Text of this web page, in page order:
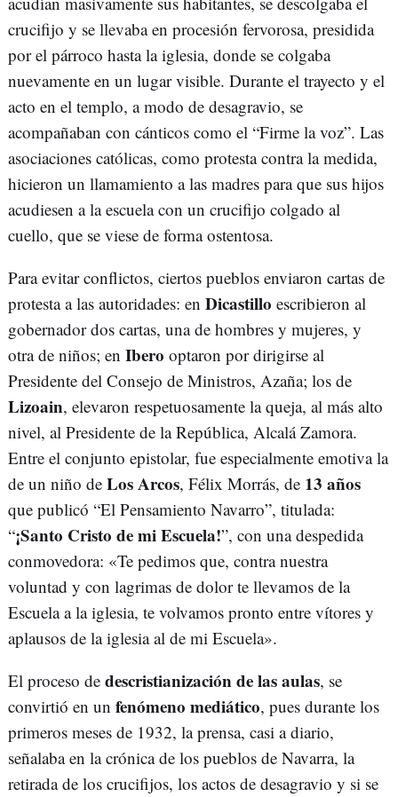
crucifijo y se llevaba en procesión fervorosa, presidida
por el párroco hasta la iglesia, donde se colgaba
nuevamente en un lugar visible. Durante el trayecto y el
acto en el templo, a modo de desagravio, se
acompañaban con cánticos como el “Firme la voz”. Las
asociaciones católicas, como protesta contra la medida,
hicieron un llamamiento a las madres para que sus hijos
acudiesen a la escuela con un crucifijo colgado al
cuello, que se viese de forma ostentosa.
Para evitar conflictos, ciertos pueblos enviaron cartas de
protesta a las autoridades: en Dicastillo escribieron al
gobernador dos cartas, una de hombres y mujeres, y
otra de niños; en Ibero optaron por dirigirse al
Presidente del Consejo de Ministros, Azaña; los de
Lizoain, elevaron respetuosamente la queja, al más alto
nivel, al Presidente de la República, Alcalá Zamora.
Entre el conjunto epistolar, fue especialmente emotiva la
de un niño de Los Arcos, Félix Morrás, de 13 años
que publicó “El Pensamiento Navarro”, titulada:
“¡Santo Cristo de mi Escuela!”, con una despedida
conmovedora: «Te pedimos que, contra nuestra
voluntad y con lagrimas de dolor te llevamos de la
Escuela a la iglesia, te volvamos pronto entre vítores y
aplausos de la iglesia al de mi Escuela».
El proceso de descristianización de las aulas, se
convirtió en un fenómeno mediático, pues durante los
primeros meses de 1932, la prensa, casi a diario,
señalaba en la crónica de los pueblos de Navarra, la
retirada de los crucifijos, los actos de desagravio y si se